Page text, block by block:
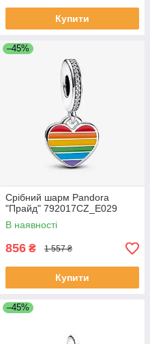
Купити
–45%
Срібний шарм Pandora
"Прайд" 792017CZ_E029
В наявності
856 ₴ 1 557 ₴
Купити
–45%